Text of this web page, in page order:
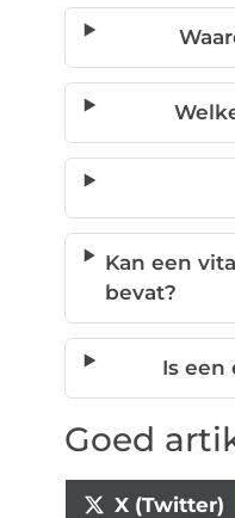
Kan een
bevat?
Is
Goed
X (Twitter)